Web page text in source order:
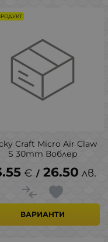
Craft Micro Air Claw
S 30mm Воблер
€ / 26.50 лв.
ВАРИАНТИ